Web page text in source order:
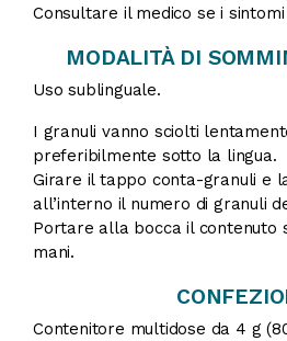
Consultare il medico se i
MODALITÀ DI
Uso sublinguale.
I granuli vanno sciolti
preferibilmente sotto la lingua.
Girare il tappo conta-granuli e
all’interno il numero di granuli
Portare alla bocca il contenuto
mani.
Contenitore multidose da 4 g